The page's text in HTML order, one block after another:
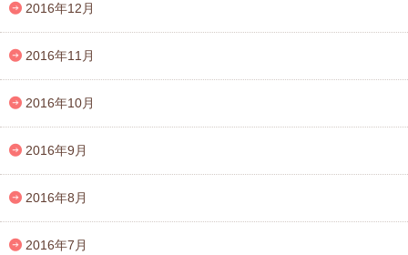
2016年12月
2016年11月
2016年10月
2016年9月
2016年8月
2016年7月